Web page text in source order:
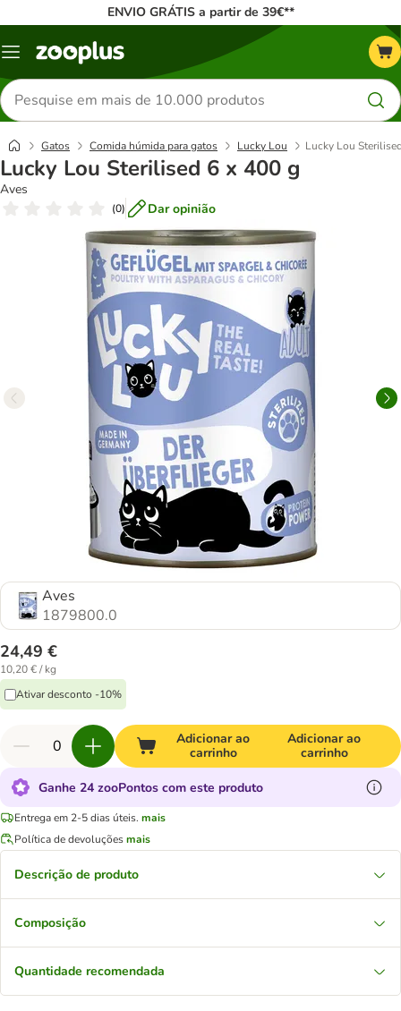
ENVIO GRÁTIS a partir de 39€**
Menu
Pesquisar
produtos
Gatos Comida húmida para gatos Lucky Lou Lucky Lou
Lucky Lou Sterilised 6 x 400 g
Aves
(0) Dar opinião
Aves
1879800.0
24,49 €
10,20 € / kg
Ativar desconto -10%
Adicionar ao
carrinho
Adicionar ao
carrinho
Ganhe 24 zooPontos com este produto
Entrega em 2-5 dias úteis. mais
Política de devoluçõesmais
Descrição de produto
Composição
Quantidade recomendada